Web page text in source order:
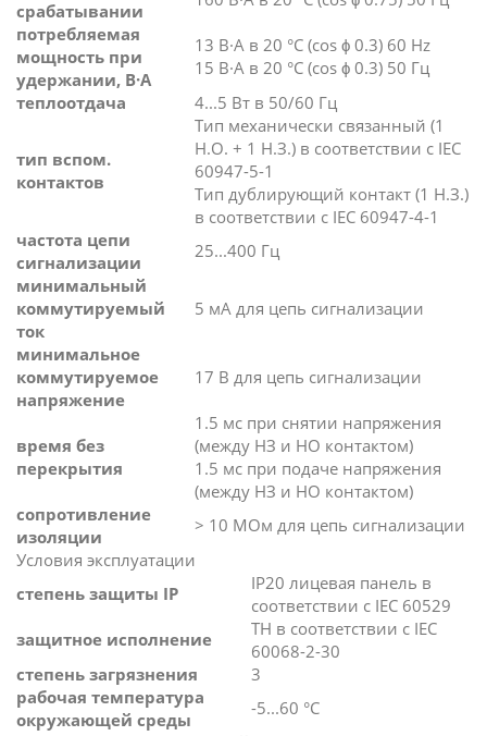
срабатывании
потребляемая
мощность при
удержании, В·А
13 В·А в 20 °C (cos ϕ 0.3) 60 Hz
15 В·А в 20 °C (cos ϕ 0.3) 50 Гц
теплоотдача
4...5 Вт в 50/60 Гц
тип вспом.
контактов
Тип механически связанный (1
Н.О. + 1 Н.З.) в соответствии с IEC
60947-5-1
Тип дублирующий контакт (1 Н.З.)
в соответствии с IEC 60947-4-1
частота цепи
сигнализации
25...400 Гц
минимальный
коммутируемый
ток
5 мА для цепь сигнализации
минимальное
коммутируемое
напряжение
17 В для цепь сигнализации
время без
перекрытия
1.5 мс при снятии напряжения
(между НЗ и НО контактом)
1.5 мс при подаче напряжения
(между НЗ и НО контактом)
сопротивление
изоляции
> 10 МОм для цепь сигнализации
Условия эксплуатации
степень защиты IP
IP20 лицевая панель в
соответствии с IEC 60529
защитное исполнение
TH в соответствии с IEC
60068-2-30
степень загрязнения
3
рабочая температура
окружающей среды
-5...60 °C